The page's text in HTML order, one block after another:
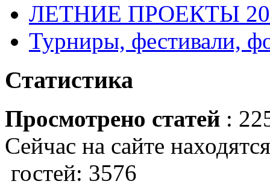
ЛЕТНИЕ ПРОЕКТЫ
Турниры, фестивали,
Статистика
Просмотрено статей :
Сейчас на сайте
гостей: 3576